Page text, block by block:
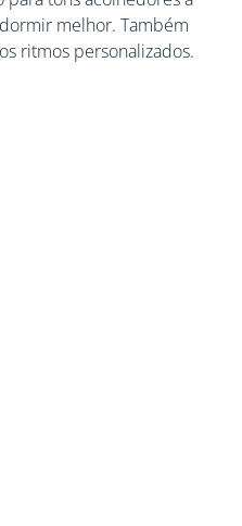
melhor. Também
ritmos personalizados.